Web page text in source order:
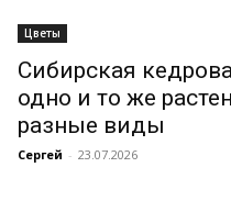
Цветы
Сибирская
одно и то же
разные виды
Сергей - 23.07.2026